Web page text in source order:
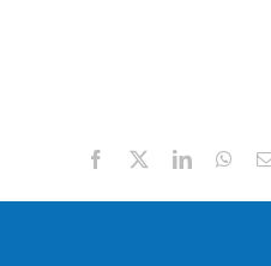
Facebook
X LinkedIn